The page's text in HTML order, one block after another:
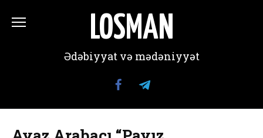
содержанию LOSMAN
Ədəbiyyat və mədəniyyət